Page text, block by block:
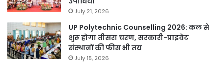
July 21, 2026
UP Polytechnic Counselling 2026: कल से
शुरू होगा तीसरा चरण, सरकारी-प्राइवेट
संस्थानों की फीस भी तय
July 15, 2026